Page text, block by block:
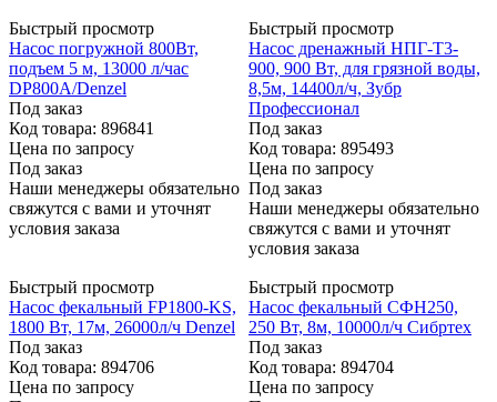
Быстрый просмотр
Насос погружной 800Вт,
подъем 5 м, 13000 л/час
DP800A/Denzel
Под заказ
Код товара: 896841
Цена по запросу
Под заказ
Наши менеджеры обязательно
свяжутся с вами и уточнят
условия заказа
Быстрый просмотр
Насос дренажный НПГ-Т3-
900, 900 Вт, для грязной воды,
8,5м, 14400л/ч, Зубр
Профессионал
Под заказ
Код товара: 895493
Цена по запросу
Под заказ
Наши менеджеры обязательно
свяжутся с вами и уточнят
условия заказа
Быстрый просмотр
Насос фекальный FP1800-KS,
1800 Вт, 17м, 26000л/ч Denzel
Под заказ
Код товара: 894706
Цена по запросу
Быстрый просмотр
Насос фекальный СФН250,
250 Вт, 8м, 10000л/ч Сибртех
Под заказ
Код товара: 894704
Цена по запросу